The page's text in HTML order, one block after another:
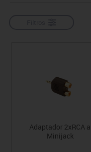
Adaptador 2xRCA a
Minijack